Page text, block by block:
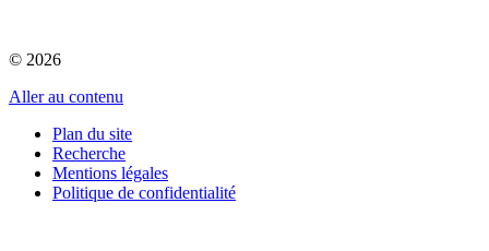
© 2026
Aller au contenu
Plan du site
Recherche
Mentions légales
Politique de confidentialité